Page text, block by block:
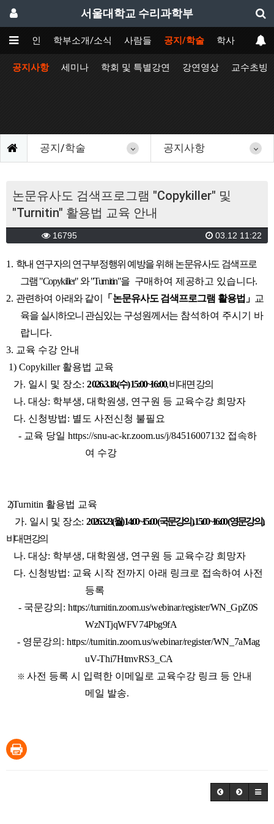
서울대학교 수리과학부
메인 학부소개/소식 사람들 공지/학술 학사
공지사항 세미나 학회 및 특별강연 강연영상 교수초빙
공지/학술 공지사항
논문유사도 검색프로그램 "Copykiller" 및
"Turnitin" 활용법 교육 안내
16795 03.12 11:22
1. 학내 연구자의 연구부정행위 예방을 위해 논문유사도 검색프로
그램 "Copykiller" 와 "Turnitin"을구매하여 제공하고 있습니다.
2. 관련하여 아래와 같이 「논문유사도 검색프로그램 활용법」 교
육을 실시하오니 관심있는 구성원께서는 참석하여 주시기 바
랍니다.
3. 교육 수강 안내
1) Copykiller 활용법 교육
가. 일시 및 장소: 2026.3.18.(수) 15:00~16:00, 비대면 강의
나. 대상: 학부생, 대학원생, 연구원 등 교육수강 희망자
다. 신청방법: 별도 사전신청 불필요
- 교육 당일 https://snu-ac-kr.zoom.us/j/84516007132 접속하
여 수강
2)Turnitin 활용법 교육
가. 일시 및 장소: 2026.3.23.(월) 14:00~15:00 (국문강의), 15:00~16:00 (영문강의),
비대면 강의
나. 대상: 학부생, 대학원생, 연구원 등 교육수강 희망자
다. 신청방법: 교육 시작 전까지 아래 링크로 접속하여 사전
등록
- 국문강의: https://turnitin.zoom.us/webinar/register/WN_GpZ0S
WzNTjqWFV74Pbg9fA
- 영문강의: https://turnitin.zoom.us/webinar/register/WN_7aMag
uV-Thi7HtmvRS3_CA
※ 사전 등록 시 입력한 이메일로 교육수강 링크 등 안내
메일 발송.